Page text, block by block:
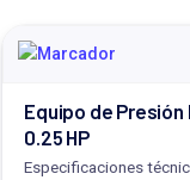
Equipo de Presión
0.25 HP
Especificaciones